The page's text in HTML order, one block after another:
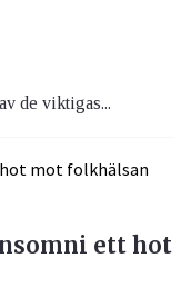
de viktigas...
ett hot